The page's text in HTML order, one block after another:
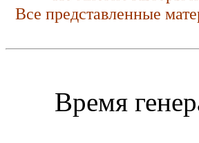
Все представленные
Время